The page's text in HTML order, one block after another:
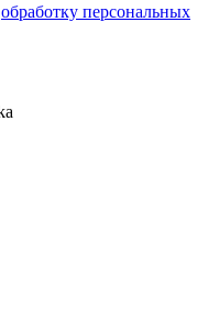
обработку персональных